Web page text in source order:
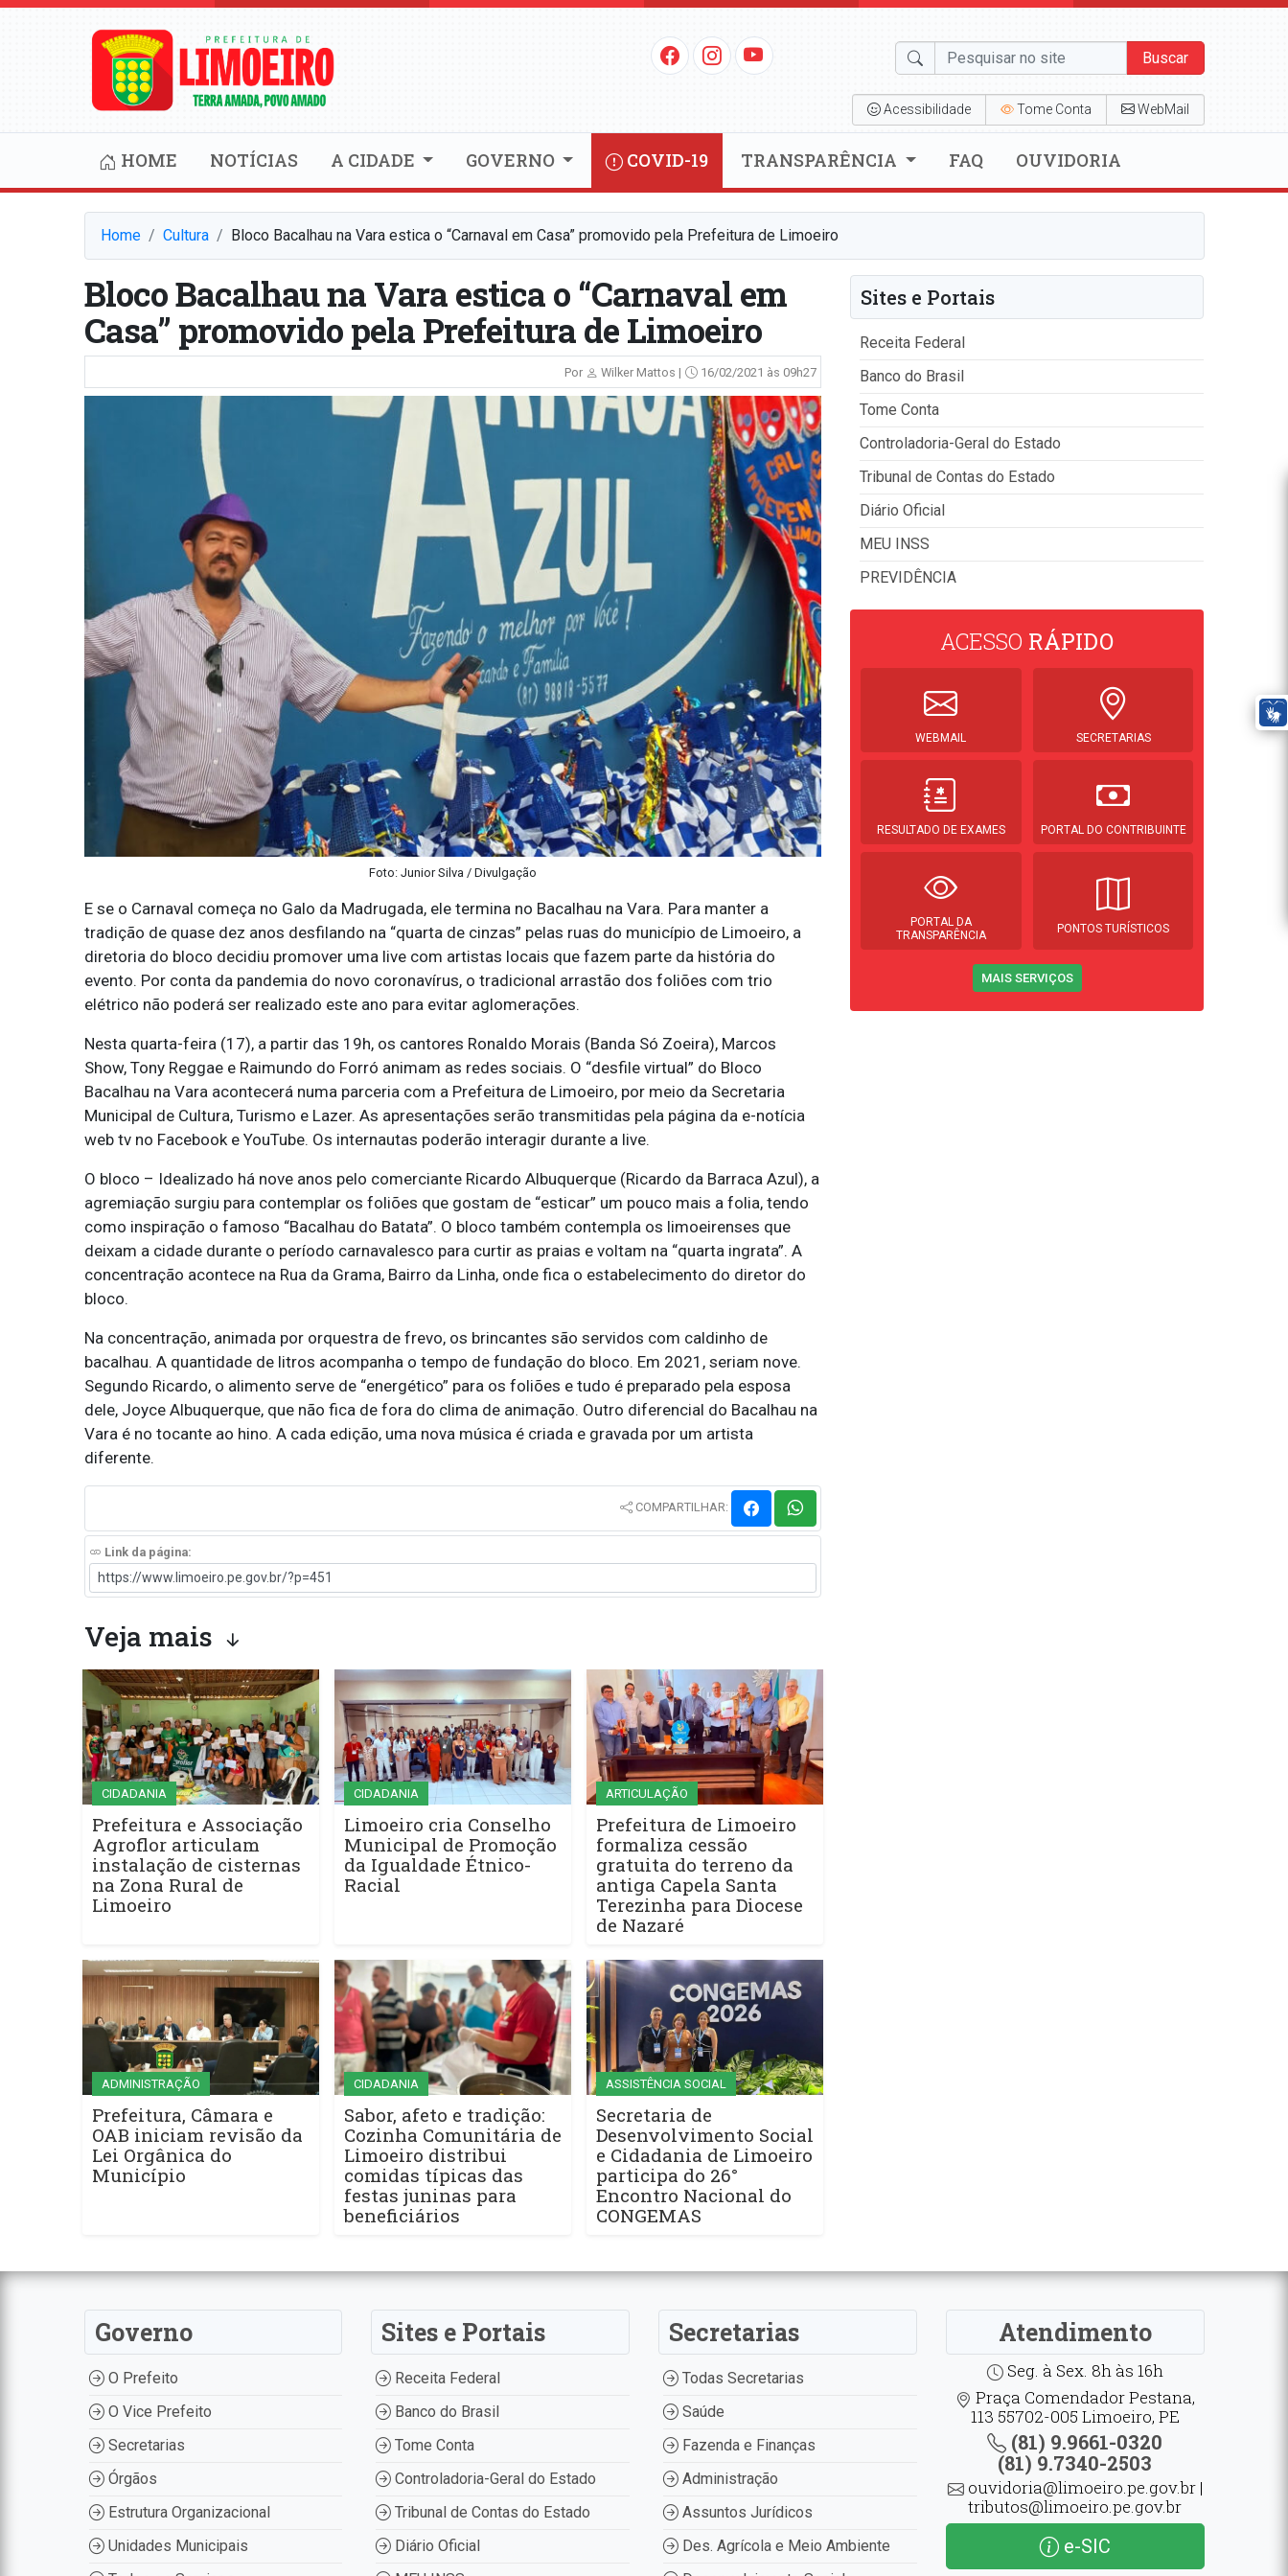
Buscar
Acessibilidade Tome Conta WebMail
HOME NOTÍCIAS A CIDADE GOVERNO COVID-19 TRANSPARÊNCIA FAQ OUVIDORIA
Home Cultura Bloco Bacalhau na Vara estica o “Carnaval em Casa” promovido pela Prefeitura de Limoeiro
Bloco Bacalhau na Vara estica o “Carnaval em
Casa” promovido pela Prefeitura de Limoeiro
Por Wilker Mattos | 16/02/2021 às 09h27
Foto: Junior Silva / Divulgação
E se o Carnaval começa no Galo da Madrugada, ele termina no Bacalhau na Vara. Para manter a
tradição de quase dez anos desfilando na “quarta de cinzas” pelas ruas do município de Limoeiro, a
diretoria do bloco decidiu promover uma live com artistas locais que fazem parte da história do
evento. Por conta da pandemia do novo coronavírus, o tradicional arrastão dos foliões com trio
elétrico não poderá ser realizado este ano para evitar aglomerações.
Nesta quarta-feira (17), a partir das 19h, os cantores Ronaldo Morais (Banda Só Zoeira), Marcos
Show, Tony Reggae e Raimundo do Forró animam as redes sociais. O “desfile virtual” do Bloco
Bacalhau na Vara acontecerá numa parceria com a Prefeitura de Limoeiro, por meio da Secretaria
Municipal de Cultura, Turismo e Lazer. As apresentações serão transmitidas pela página da e-notícia
web tv no Facebook e YouTube. Os internautas poderão interagir durante a live.
O bloco – Idealizado há nove anos pelo comerciante Ricardo Albuquerque (Ricardo da Barraca Azul), a
agremiação surgiu para contemplar os foliões que gostam de “esticar” um pouco mais a folia, tendo
como inspiração o famoso “Bacalhau do Batata”. O bloco também contempla os limoeirenses que
deixam a cidade durante o período carnavalesco para curtir as praias e voltam na “quarta ingrata”. A
concentração acontece na Rua da Grama, Bairro da Linha, onde fica o estabelecimento do diretor do
bloco.
Na concentração, animada por orquestra de frevo, os brincantes são servidos com caldinho de
bacalhau. A quantidade de litros acompanha o tempo de fundação do bloco. Em 2021, seriam nove.
Segundo Ricardo, o alimento serve de “energético” para os foliões e tudo é preparado pela esposa
dele, Joyce Albuquerque, que não fica de fora do clima de animação. Outro diferencial do Bacalhau na
Vara é no tocante ao hino. A cada edição, uma nova música é criada e gravada por um artista
diferente.
COMPARTILHAR:
Link da página:
Veja mais
CIDADANIA
Prefeitura e Associação
Agroflor articulam
instalação de cisternas
na Zona Rural de
Limoeiro
CIDADANIA
Limoeiro cria Conselho
Municipal de Promoção
da Igualdade Étnico-
Racial
ARTICULAÇÃO
Prefeitura de Limoeiro
formaliza cessão
gratuita do terreno da
antiga Capela Santa
Terezinha para Diocese
de Nazaré
ADMINISTRAÇÃO
Prefeitura, Câmara e
OAB iniciam revisão da
Lei Orgânica do
Município
CIDADANIA
Sabor, afeto e tradição:
Cozinha Comunitária de
Limoeiro distribui
comidas típicas das
festas juninas para
beneficiários
ASSISTÊNCIA SOCIAL
Secretaria de
Desenvolvimento Social
e Cidadania de Limoeiro
participa do 26°
Encontro Nacional do
CONGEMAS
Sites e Portais
Receita Federal
Banco do Brasil
Tome Conta
Controladoria-Geral do Estado
Tribunal de Contas do Estado
Diário Oficial
MEU INSS
PREVIDÊNCIA
ACESSO RÁPIDO
WEBMAIL SECRETARIAS
RESULTADO DE EXAMES PORTAL DO CONTRIBUINTE
PORTAL DA
TRANSPARÊNCIA
PONTOS TURÍSTICOS
MAIS SERVIÇOS
Governo
O Prefeito
O Vice Prefeito
Secretarias
Órgãos
Estrutura Organizacional
Unidades Municipais
Sites e Portais
Receita Federal
Banco do Brasil
Tome Conta
Controladoria-Geral do Estado
Tribunal de Contas do Estado
Diário Oficial
Secretarias
Todas Secretarias
Saúde
Fazenda e Finanças
Administração
Assuntos Jurídicos
Des. Agrícola e Meio Ambiente
Atendimento
Seg. à Sex. 8h às 16h
Praça Comendador Pestana,
113 55702-005 Limoeiro, PE
(81) 9.9661-0320
(81) 9.7340-2503
ouvidoria@limoeiro.pe.gov.br |
tributos@limoeiro.pe.gov.br
e-SIC